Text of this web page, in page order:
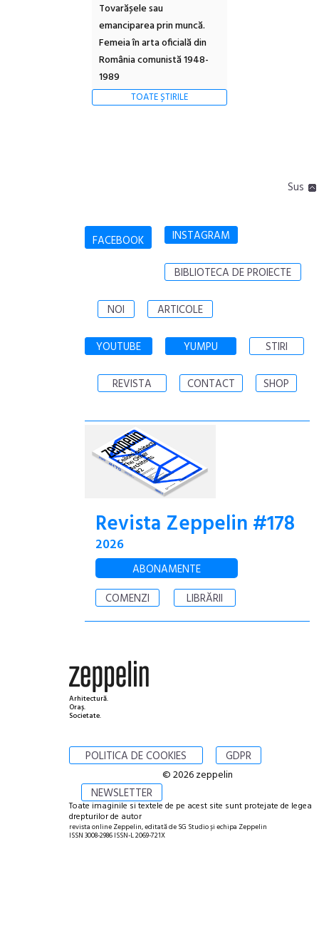
Tovarășele sau
emanciparea prin muncă.
Femeia în arta oficială din
România comunistă 1948-
1989
TOATE ȘTIRILE
Sus
FACEBOOK INSTAGRAM
BIBLIOTECA DE PROIECTE
NOI ARTICOLE
YOUTUBE YUMPU STIRI
REVISTA CONTACT SHOP
Revista Zeppelin #178
2026
ABONAMENTE
COMENZI
LIBRĂRII
Arhitectură.
Oraș.
Societate.
POLITICA DE COOKIES GDPR
NEWSLETTER
© 2026 zeppelin
Toate imaginile si textele de pe acest site sunt protejate de legea
drepturilor de autor
revista online Zeppelin, editată de SG Studio și echipa Zeppelin
ISSN 3008-2986 ISSN-L 2069-721X